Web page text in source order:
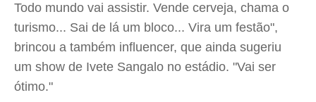
Todo mundo vai assistir. Vende cerveja, chama o
turismo... Sai de lá um bloco... Vira um festão",
brincou a também influencer, que ainda sugeriu
um show de Ivete Sangalo no estádio. "Vai ser
ótimo."